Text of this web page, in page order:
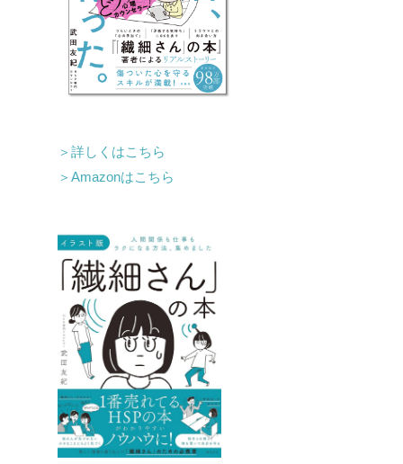
＞詳しくはこちら
＞Amazonはこちら